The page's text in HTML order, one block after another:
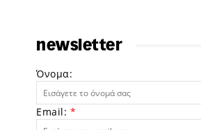
newsletter
Όνομα:
Email: *